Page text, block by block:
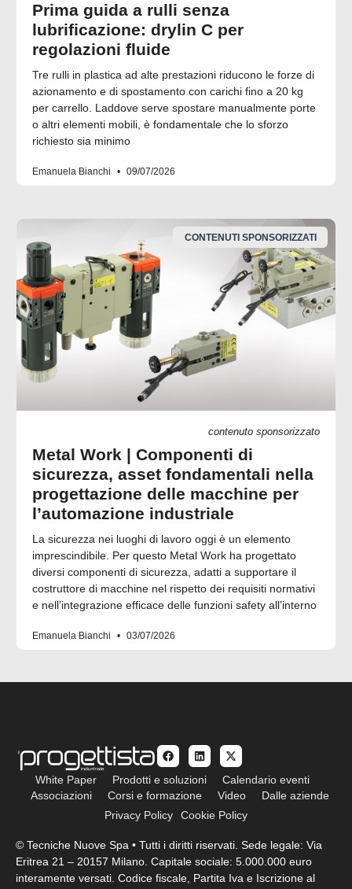
Prima guida a rulli senza
lubrificazione: drylin C per
regolazioni fluide
Tre rulli in plastica ad alte prestazioni riducono le forze di
azionamento e di spostamento con carichi fino a 20 kg
per carrello. Laddove serve spostare manualmente porte
o altri elementi mobili, è fondamentale che lo sforzo
richiesto sia minimo
Emanuela Bianchi 09/07/2026
CONTENUTI SPONSORIZZATI
contenuto sponsorizzato
Metal Work | Componenti di
sicurezza, asset fondamentali nella
progettazione delle macchine per
l’automazione industriale
La sicurezza nei luoghi di lavoro oggi è un elemento
imprescindibile. Per questo Metal Work ha progettato
diversi componenti di sicurezza, adatti a supportare il
costruttore di macchine nel rispetto dei requisiti normativi
e nell’integrazione efficace delle funzioni safety all’interno
Emanuela Bianchi 03/07/2026
White Paper Prodotti e soluzioni
Calendario eventi
Associazioni
Corsi e formazione Video
Dalle aziende
Privacy Policy
Cookie Policy
© Tecniche Nuove Spa • Tutti i diritti riservati. Sede legale: Via
Eritrea 21 – 20157 Milano. Capitale sociale: 5.000.000 euro
interamente versati. Codice fiscale, Partita Iva e Iscrizione al